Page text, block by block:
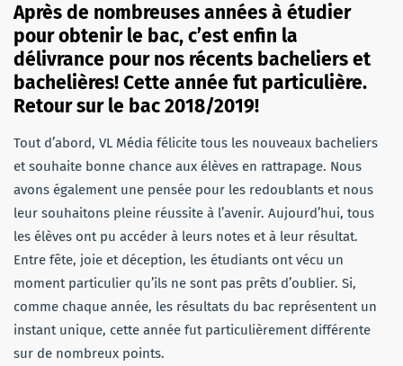
Après de nombreuses années à étudier
pour obtenir le bac, c’est enfin la
délivrance pour nos récents bacheliers et
bachelières! Cette année fut particulière.
Retour sur le bac 2018/2019!
Tout d’abord, VL Média félicite tous les nouveaux bacheliers
et souhaite bonne chance aux élèves en rattrapage. Nous
avons également une pensée pour les redoublants et nous
leur souhaitons pleine réussite à l’avenir. Aujourd’hui, tous
les élèves ont pu accéder à leurs notes et à leur résultat.
Entre fête, joie et déception, les étudiants ont vécu un
moment particulier qu’ils ne sont pas prêts d’oublier. Si,
comme chaque année, les résultats du bac représentent un
instant unique, cette année fut particulièrement différente
sur de nombreux points.